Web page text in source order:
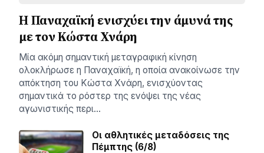
Η Παναχαϊκή ενισχύει την άμυνά της
με τον Κώστα Χνάρη
Μία ακόμη σημαντική μεταγραφική κίνηση
ολοκλήρωσε η Παναχαϊκή, η οποία ανακοίνωσε την
απόκτηση του Κώστα Χνάρη, ενισχύοντας
σημαντικά το ρόστερ της ενόψει της νέας
αγωνιστικής περι…
Οι αθλητικές μεταδόσεις της
Πέμπτης (6/8)